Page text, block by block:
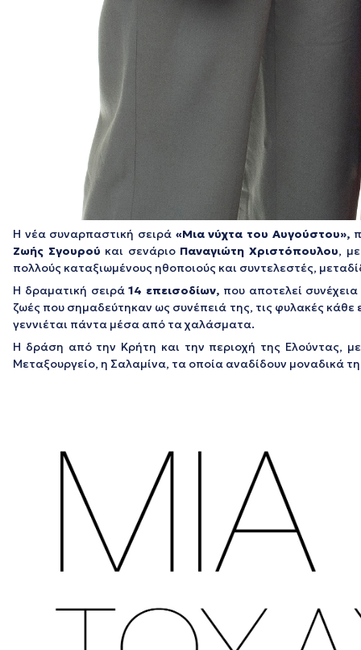
Η νέα συναρπαστική σειρά «Μια νύχτα του Αυγούστου»,
Ζωής Σγουρού και σενάριο Παναγιώτη Χριστόπουλου,
πολλούς καταξιωμένους ηθοποιούς και συντελεστές,
Η δραματική σειρά14 επεισοδίων, που αποτελεί
ζωές που σημαδεύτηκαν ως συνέπειά της, τις φυλακές
γεννιέται πάντα μέσα από τα χαλάσματα.
Η δράση από την Κρήτη και την περιοχή της Ελούντας,
Μεταξουργείο, η Σαλαμίνα, τα οποία αναδίδουν μοναδικά